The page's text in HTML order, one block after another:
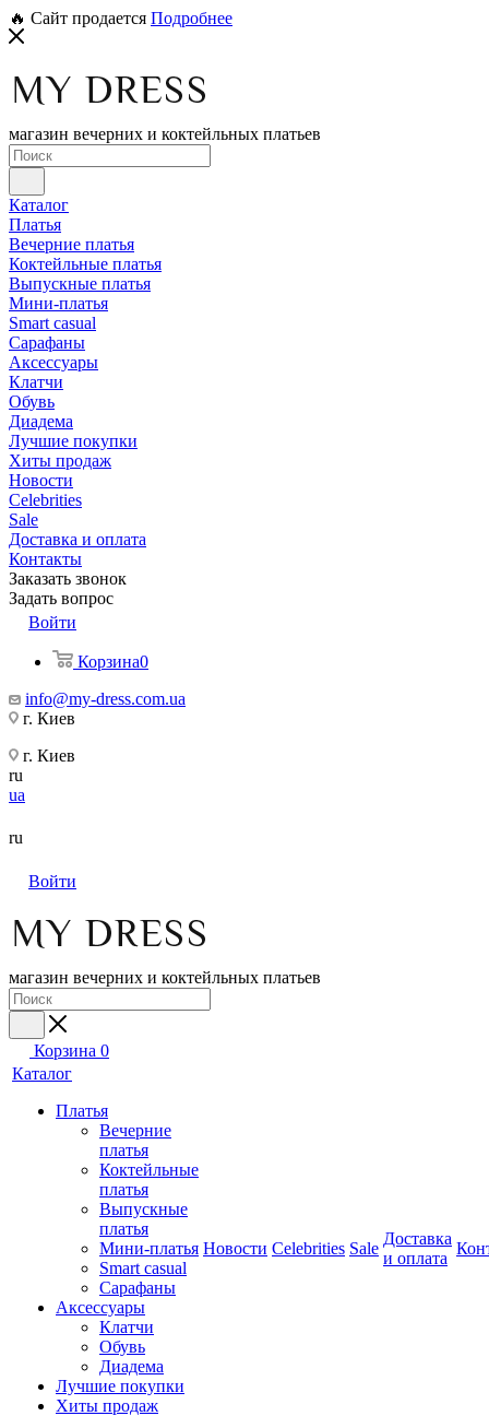
🔥 Сайт продается Подробнее
магазин вечерних и коктейльных платьев
Каталог
Платья
Вечерние платья
Коктейльные платья
Выпускные платья
Мини-платья
Smart casual
Сарафаны
Аксессуары
Клатчи
Обувь
Диадема
Лучшие покупки
Хиты продаж
Новости
Celebrities
Sale
Доставка и оплата
Контакты
Заказать звонок
Задать вопрос
Войти
Корзина0
info@my-dress.com.ua
г. Киев
г. Киев
ru
ua
ru
Войти
магазин вечерних и коктейльных платьев
Корзина 0
Каталог
Платья
Вечерние
платья
Коктейльные
платья
Выпускные
платья
Мини-платья
Smart casual
Сарафаны
Аксессуары
Клатчи
Обувь
Диадема
Лучшие покупки
Хиты продаж
Новости Celebrities Sale
Доставка
и оплата